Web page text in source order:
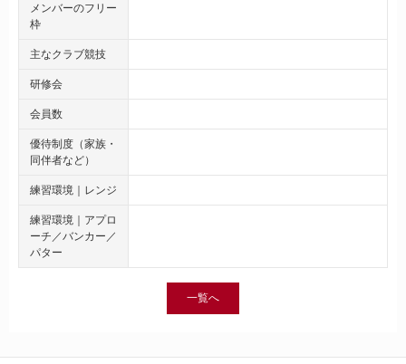
メンバーのフリー
枠
主なクラブ競技
研修会
会員数
優待制度（家族・
同伴者など）
練習環境｜レンジ
練習環境｜アプロ
ーチ／バンカー／
パター
一覧へ